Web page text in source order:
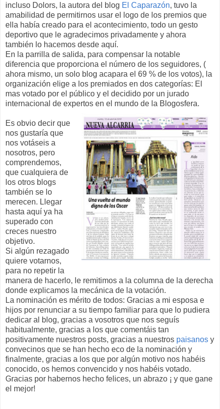
incluso Dolors, la autora del blog El Caparazón, tuvo la
amabilidad de permitirnos usar el logo de los premios que
ella había creado para el acontecimiento, todo un gesto
deportivo que le agradecimos privadamente y ahora
también lo hacemos desde aquí.
En la parrilla de salida, para compensar la notable
diferencia que proporciona el número de los seguidores, (
ahora mismo, un solo blog acapara el 69 % de los votos), la
organización elige a los premiados en dos categorías: El
mas votado por el público y el decidido por un jurado
internacional de expertos en el mundo de la Blogosfera.
Es obvio decir que
nos gustaría que
nos votáseis a
nosotros, pero
comprendemos,
que cualquiera de
los otros blogs
también se lo
merecen. Llegar
hasta aquí ya ha
superado con
creces nuestro
objetivo.
Si algún rezagado
quiere votarnos,
para no repetir la
manera de hacerlo, le remitimos a la columna de la derecha
donde explicamos la mecánica de la votación.
La nominación es mérito de todos: Gracias a mi esposa e
hijos por renunciar a su tiempo familiar para que lo pudiera
dedicar al blog, gracias a vosotros que nos seguís
habitualmente, gracias a los que comentáis tan
positivamente nuestros posts, gracias a nuestros paisanos y
convecinos que se han hecho eco de la nominación y
finalmente, gracias a los que por algún motivo nos habéis
conocido, os hemos convencido y nos habéis votado.
Gracias por habernos hecho felices, un abrazo ¡ y que gane
el mejor!